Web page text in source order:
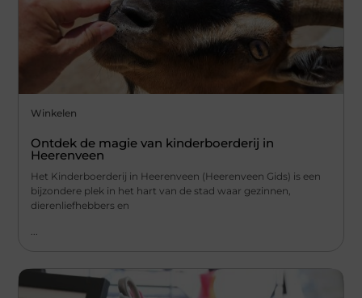
Winkelen
Ontdek de magie van kinderboerderij in
Heerenveen
Het Kinderboerderij in Heerenveen (Heerenveen Gids) is een
bijzondere plek in het hart van de stad waar gezinnen,
dierenliefhebbers en
...